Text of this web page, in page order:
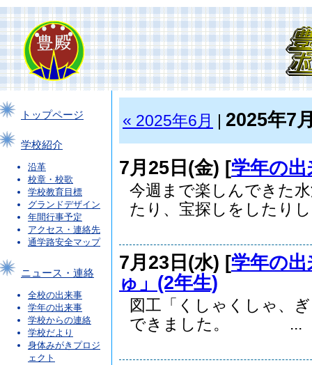
トップページ
学校紹介
沿革
校章・校歌
学校教育目標
グランドデザイン
年間行事予定
アクセス・連絡先
通学路安全マップ
ニュース・連絡
全校の出来事
学年の出来事
学校からの連絡
学校だより
身体みがきプロジ
ェクト
« 2025年6月 2025年7
7月25日(金) [学年の出
今週まで楽しんできた
たり、宝探しをしたり
7月23日(水) [学年の出
ゅ」(2年生)
図工「くしゃくしゃ、
できました。 ...